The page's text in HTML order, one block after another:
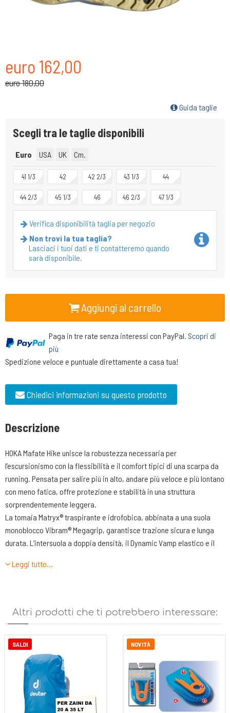
euro 162,00
euro 180,00
Guida taglie
Scegli tra le taglie disponibili
Euro USA UK Cm.
41 1/3 42 42 2/3 43 1/3 44
44 2/3 45 1/3 46 46 2/3 47 1/3
Verifica disponibilità taglia per negozio
Non trovi la tua taglia?
Lasciaci i tuoi dati e ti contatteremo quando
sarà disponibile.
Aggiungi al carrello
Paga in tre rate senza interessi con PayPal. Scopri di
più
Spedizione veloce e puntuale direttamente a casa tua!
Chiedici informazioni su questo prodotto
Descrizione
HOKA Mafate Hike unisce la robustezza necessaria per
l’escursionismo con la flessibilità e il comfort tipici di una scarpa da
running. Pensata per salire più in alto, andare più veloce e più lontano
con meno fatica, offre protezione e stabilità in una struttura
sorprendentemente leggera.
La tomaia Matryx® traspirante e idrofobica, abbinata a una suola
monoblocco Vibram® Megagrip, garantisce trazione sicura e lunga
durata. L’intersuola a doppia densità, il Dynamic Vamp elastico e il
nelle escursioni più lunghe.
-TOMAIA La tomaia Matryx® traspirante e idrofobica rende la scarpa
fresca e protegge leggermente dall’acqua. L’altezza Mid della scarpa
Il volume sull’ avampiede lascia respiro al piede anceh diro molte ore
di camminata.
-INTERSUOLA. Realizzata in CMEVA a doppia densità. Una
componente assicura ammortizzazione e l’altra stabilità in appoggio.
La forma arrotondata del tallone rende la camminata dinamica e
fluida. Il sistema MetaRocker vicino alla punta contribuisce
Leggi tutto…
Altri prodotti che ti potrebbero interessare:
SALDI NOVITÀ